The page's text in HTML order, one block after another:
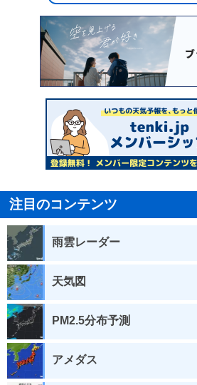
注目のコンテンツ
雨雲レーダー
天気図
PM2.5分布予測
アメダス